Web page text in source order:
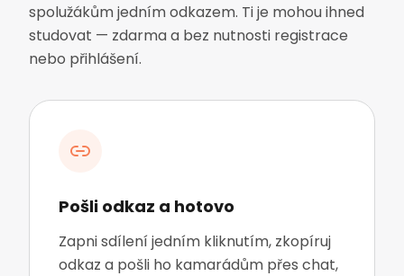
spolužákům jedním odkazem. Ti je mohou ihned
studovat — zdarma a bez nutnosti registrace
nebo přihlášení.
Pošli odkaz a hotovo
Zapni sdílení jedním kliknutím, zkopíruj
odkaz a pošli ho kamarádům přes chat,